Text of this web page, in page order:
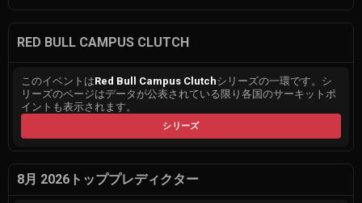
RED BULL CAMPUS CLUTCH
このイベントはRed Bull Campus Clutchシリーズの一環です。シ
リーズのページはデータが公表されている限り各国のサーキットポ
イントも表示されます。
シリーズ
8月 2026トッププレディクター